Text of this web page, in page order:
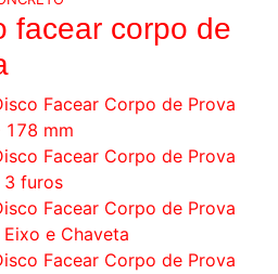
facear corpo de
Facear Corpo de Prova
178 mm
Facear Corpo de Prova
3 furos
Facear Corpo de Prova
Eixo e Chaveta
Facear Corpo de Prova